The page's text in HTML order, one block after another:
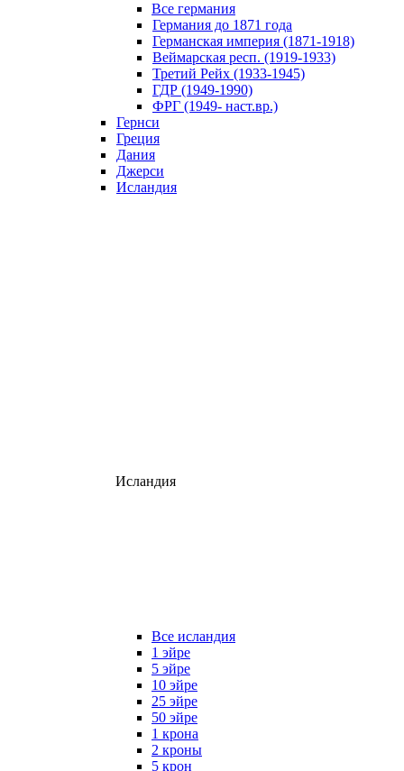
Все германия
Германия до 1871 года
Германская империя (1871-1918)
Веймарская респ. (1919-1933)
Третий Рейх (1933-1945)
ГДР (1949-1990)
ФРГ (1949- наст.вр.)
Гернси
Греция
Дания
Джерси
Исландия
Исландия
Все исландия
1 эйре
5 эйре
10 эйре
25 эйре
50 эйре
1 крона
2 кроны
5 крон